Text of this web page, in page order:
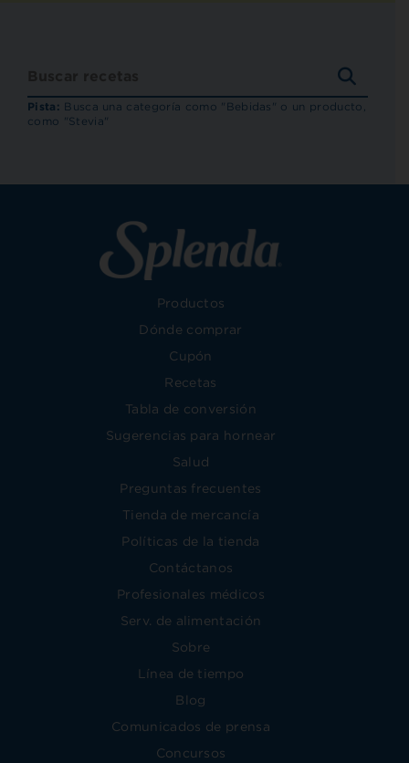
Pista: Busca una categoría como "Bebidas" o un producto,
como "Stevia"
Productos
Dónde comprar
Cupón
Recetas
Tabla de conversión
Sugerencias para hornear
Salud
Preguntas frecuentes
Tienda de mercancía
Políticas de la tienda
Contáctanos
Profesionales médicos
Serv. de alimentación
Sobre
Línea de tiempo
Blog
Comunicados de prensa
Concursos